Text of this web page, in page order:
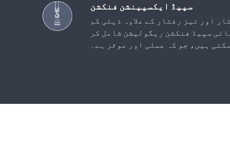
سپیڈ ایکسپینشن فنکشن
اور تیز رفتار کے علاوہ ذیلی کم
سپیڈ فنکشن ریگولیشن شامل کر
ہیں، جو کہ عملی اور موثر ہے۔